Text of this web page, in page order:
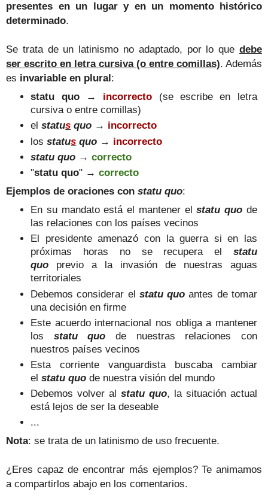
presentes en un lugar y en un momento histórico
determinado.
Se trata de un latinismo no adaptado, por lo que debe
ser escrito en letra cursiva (o entre comillas). Además
es invariable en plural:
statu quo
→ incorrecto (se escribe en letra
cursiva o entre comillas)
elstatus quo → incorrecto
losstatus quo → incorrecto
statu quo →correcto
"statu quo" →correcto
Ejemplos de oraciones con statu quo:
En su mandato está el mantener elstatu quo de
las relaciones con los países vecinos
El presidente amenazó con la guerra si en las
próximas horas no se recupera el statu
quo previo a la invasión de nuestras aguas
territoriales
Debemos considerar el statu quo antes de tomar
una decisión en firme
Este acuerdo internacional nos obliga a mantener
los statu quo de nuestras relaciones con
nuestros países vecinos
Esta corriente vanguardista buscaba cambiar
elstatu quo de nuestra visión del mundo
Debemos volver alstatu quo, la situación actual
está lejos de ser la deseable
...
Nota: se trata de un latinismo de uso frecuente.
¿Eres capaz de encontrar más ejemplos? Te animamos
a compartirlos abajo en los comentarios.